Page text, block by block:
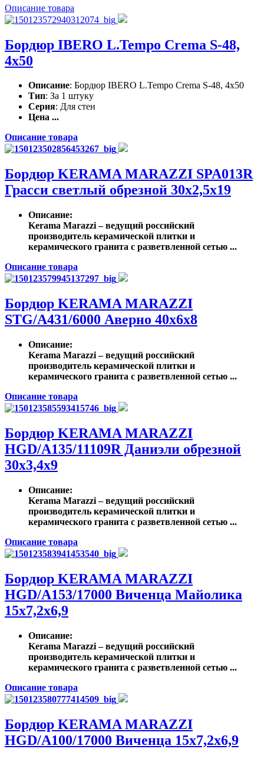
Описание товара
Бордюр IBERO L.Tempo Crema S-48,
4x50
Описание: Бордюр IBERO L.Tempo Crema S-48, 4x50
Тип: За 1 штуку
Серия: Для стен
Цена ...
Описание товара
Бордюр KERAMA MARAZZI SPA013R
Грасси светлый обрезной 30х2,5х19
Описание:
Kerama Marazzi – ведущий российский
производитель керамической плитки и
керамического гранита с разветвленной сетью ...
Описание товара
Бордюр KERAMA MARAZZI
STG/A431/6000 Аверно 40х6х8
Описание:
Kerama Marazzi – ведущий российский
производитель керамической плитки и
керамического гранита с разветвленной сетью ...
Описание товара
Бордюр KERAMA MARAZZI
HGD/A135/11109R Даниэли обрезной
30х3,4х9
Описание:
Kerama Marazzi – ведущий российский
производитель керамической плитки и
керамического гранита с разветвленной сетью ...
Описание товара
Бордюр KERAMA MARAZZI
HGD/A153/17000 Виченца Майолика
15х7,2х6,9
Описание:
Kerama Marazzi – ведущий российский
производитель керамической плитки и
керамического гранита с разветвленной сетью ...
Описание товара
Бордюр KERAMA MARAZZI
HGD/A100/17000 Виченца 15х7,2х6,9